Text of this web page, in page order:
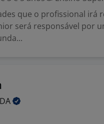
que o profissional irá
será responsável por